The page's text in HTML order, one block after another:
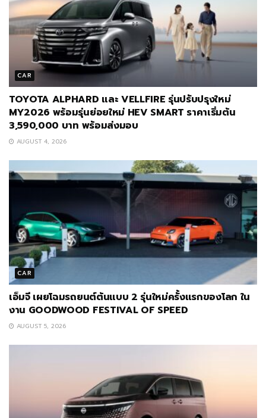
CAR
TOYOTA ALPHARD และ VELLFIRE รุ่นปรับปรุงใหม่
MY2026 พร้อมรุ่นย่อยใหม่ HEV SMART ราคาเริ่มต้น
3,590,000 บาท พร้อมส่งมอบ
AUGUST 4, 2026
CAR
เอ็มจี เผยโฉมรถยนต์ต้นแบบ 2 รุ่นใหม่ครั้งแรกของโลก ใน
งาน GOODWOOD FESTIVAL OF SPEED
AUGUST 5, 2026